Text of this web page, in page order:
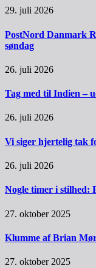
29. juli 2026
PostNord Danmark
søndag
26. juli 2026
Tag med til Indien –
26. juli 2026
Vi siger hjertelig tak
26. juli 2026
Nogle timer i stilhed:
27. oktober 2025
Klumme af Brian
27. oktober 2025